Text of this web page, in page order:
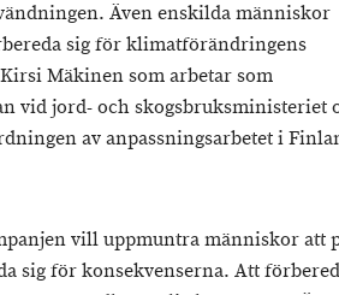
Även enskilda människor
sig för klimatförändringens
Mäkinen som arbetar som
vid jord- och skogsbruksministeriet
av anpassningsarbetet i
vill uppmuntra människor att
sig för konsekvenserna. Att